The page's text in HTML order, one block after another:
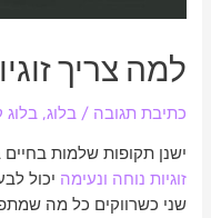
למה צריך
כתיבת תגובה /בלוג,בלוג
ישנן תקופות שלמות
זוגיות נוחה ונעימה יכול
שני כשרווקים כל מה